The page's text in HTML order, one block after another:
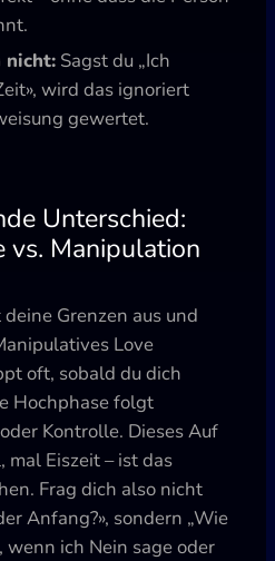
nicht: Sagst du „Ich
wird das ignoriert
gewertet.
Unterschied:
vs. Manipulation
Grenzen aus und
Love
oft, sobald du dich
Hochphase folgt
Kontrolle. Dieses Auf
mal Eiszeit – ist das
Frag dich also nicht
Anfang?», sondern „Wie
wenn ich Nein sage oder